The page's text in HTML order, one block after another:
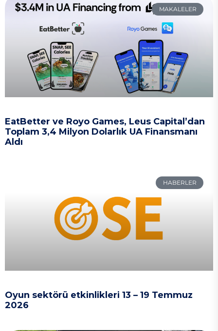
MAKALELER
EatBetter ve Royo Games, Leus Capital’dan
Toplam 3,4 Milyon Dolarlık UA Finansmanı
Aldı
HABERLER
Oyun sektörü etkinlikleri 13 – 19 Temmuz
2026